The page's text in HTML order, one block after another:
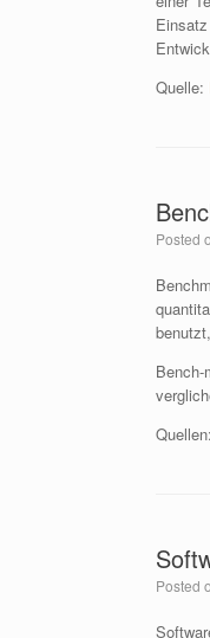
Quelle:
Posted
Quellen:
Posted